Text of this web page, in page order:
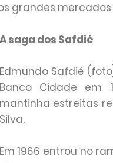
grandes
A saga dos Safdié
Edmundo Safdié
Banco Cidade em
mantinha estreitas
Silva.
Em 1966 entrou no